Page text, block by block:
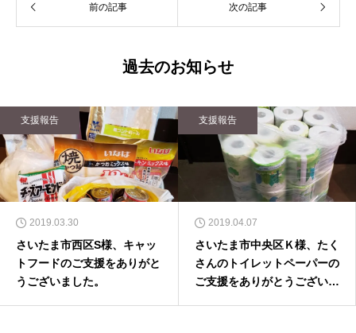
前の記事 次の記事
過去のお知らせ
支援報告
2019.03.30
さいたま市西区S様、キャッ
トフードのご支援をありがと
うございました。
支援報告
2019.04.07
さいたま市中央区Ｋ様、たく
さんのトイレットペーパーの
ご支援をありがとうございま